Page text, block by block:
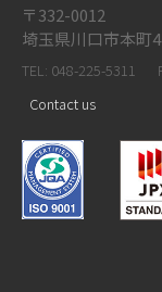
〒332-0012
埼玉県川口市本町
TEL: 048-225-5311
Contact us